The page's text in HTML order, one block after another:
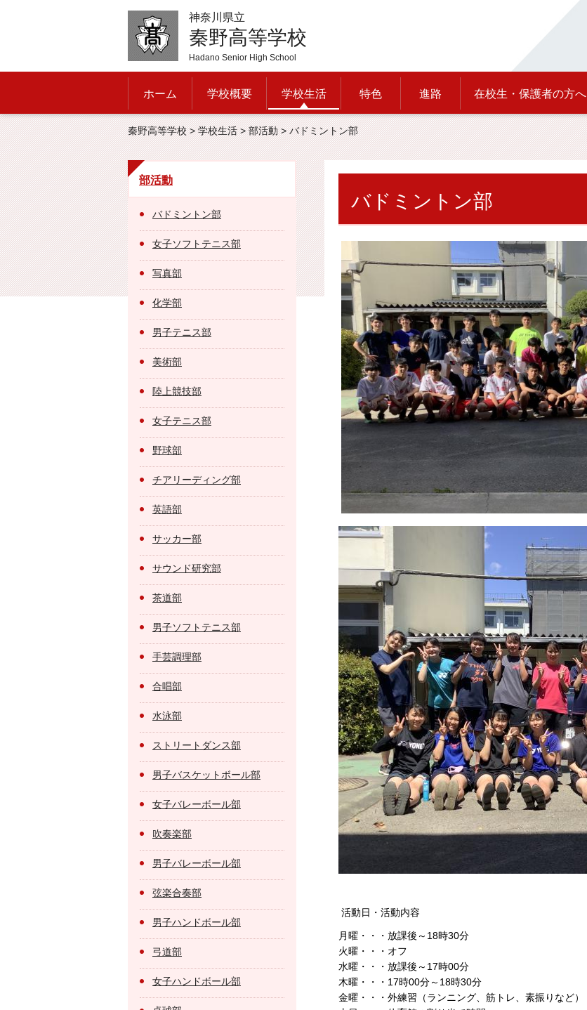
神奈川県立
秦野高等学校
Hadano Senior High School
ホーム 学校概要 学校生活 特色 進路 在校生・保護者の方へ
秦野高等学校>学校生活>部活動> バドミントン部
部活動
バドミントン部
女子ソフトテニス部
写真部
化学部
男子テニス部
美術部
陸上競技部
女子テニス部
野球部
チアリーディング部
英語部
サッカー部
サウンド研究部
茶道部
男子ソフトテニス部
手芸調理部
合唱部
水泳部
ストリートダンス部
男子バスケットボール部
女子バレーボール部
吹奏楽部
男子バレーボール部
弦楽合奏部
男子ハンドボール部
弓道部
女子ハンドボール部
バドミントン部
活動日・活動内容
月曜・・・放課後～18時30分
火曜・・・オフ
水曜・・・放課後～17時00分
木曜・・・17時00分～18時30分
金曜・・・外練習（ランニング、筋トレ、素振りなど）